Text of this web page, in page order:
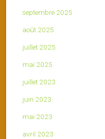
septembre 2025
août 2025
juillet 2025
mai 2025
juillet 2023
juin 2023
mai 2023
avril 2023